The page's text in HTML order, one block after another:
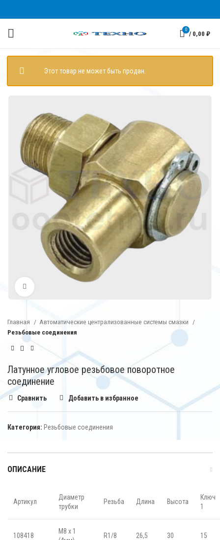
0
/ 0,00 ₽
Этот товар не может быть продан.
Главная
Автоматические централизованные системы смазки
Резьбовые соединения
Латунное угловое резьбовое поворотное
соединение
Сравнить Добавить в избранное
Категория: Резьбовые соединения
ОПИСАНИЕ
Артикул
Диаметр
трубки
Резьба Длина Высота
Ключ
1
108418
M8 x 1
R1/8 26,5 30 15